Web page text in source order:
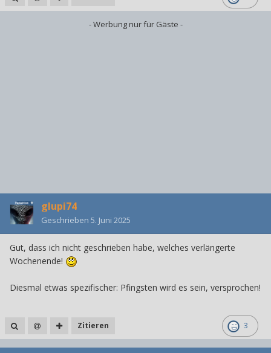
- Werbung nur für Gäste -
glupi74
Geschrieben 5. Juni 2025
Gut, dass ich nicht geschrieben habe, welches verlängerte
Wochenende!
Diesmal etwas spezifischer: Pfingsten wird es sein, versprochen!
3
Zitieren